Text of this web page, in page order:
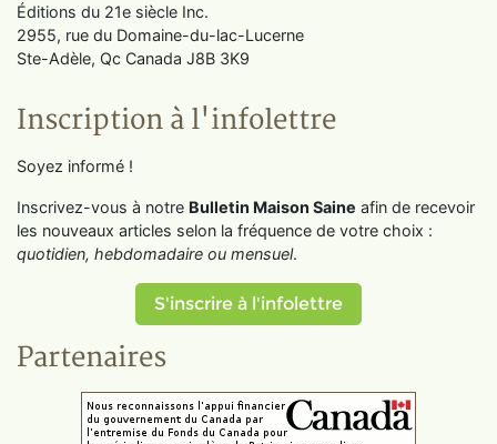
Éditions du 21e siècle Inc.
2955, rue du Domaine-du-lac-Lucerne
Ste-Adèle, Qc Canada J8B 3K9
Inscription à l'infolettre
Soyez informé !
Inscrivez-vous à notre Bulletin Maison Saine afin de recevoir
les nouveaux articles selon la fréquence de votre choix :
quotidien, hebdomadaire ou mensuel.
S'inscrire à l'infolettre
Partenaires